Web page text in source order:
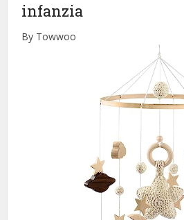
infanzia
By Towwoo